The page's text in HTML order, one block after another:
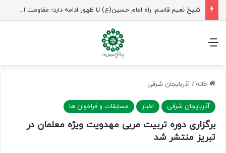
راهپیمایی اربعین، رزمایش منتظران ظهور
منو
خانه /آذربایجان شرقی
آذربایجان شرقی اخبار مسابقات و فراخوان ها
برگزاری دوره تربیت مربی مهدویت ویژه معلمان در
تبریز منتشر شد